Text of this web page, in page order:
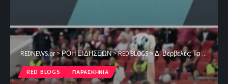
REDNEWS.gr>ΡΟΗ ΕΙΔΗΣΕΩΝ>RED BLOGS>Δ. Βερβελές: Τα δεδομένα για το μέλλον του Μεντιλίμπαρ και η συζήτηση με τη διοίκηση για τη νέα σεζόν
RED BLOGS ΠΑΡΑΣΚΗΝΙΑ